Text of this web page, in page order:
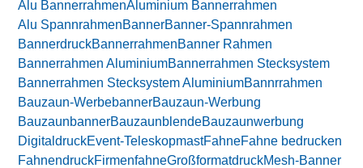
Alu BannerrahmenAluminium Bannerrahmen
Alu SpannrahmenBannerBanner-Spannrahmen
BannerdruckBannerrahmenBanner Rahmen
Bannerrahmen AluminiumBannerrahmen Stecksystem
Bannerrahmen Stecksystem AluminiumBannrrahmen
Bauzaun-WerbebannerBauzaun-Werbung
BauzaunbannerBauzaunblendeBauzaunwerbung
DigitaldruckEvent-TeleskopmastFahneFahne bedrucken
FahnendruckFirmenfahneGroßformatdruckMesh-Banner